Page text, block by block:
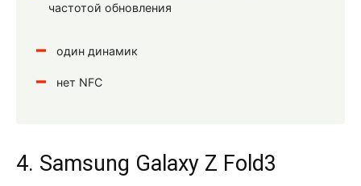
частотой обновления
один динамик
нет NFC
4. Samsung Galaxy Z Fold3